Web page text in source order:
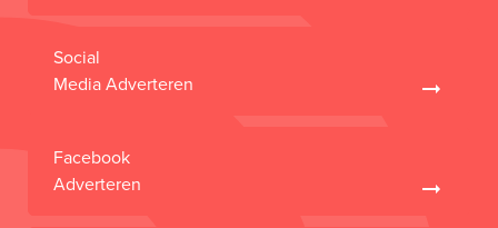
Social
Media Adverteren
Facebook
Adverteren